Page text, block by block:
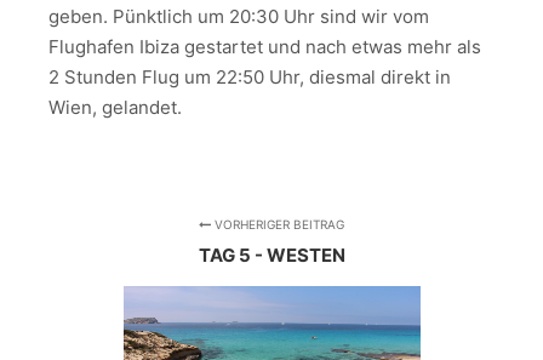
geben. Pünktlich um 20:30 Uhr sind wir vom
Flughafen Ibiza gestartet und nach etwas mehr als
2 Stunden Flug um 22:50 Uhr, diesmal direkt in
Wien, gelandet.
VORHERIGER BEITRAG
TAG 5 - WESTEN